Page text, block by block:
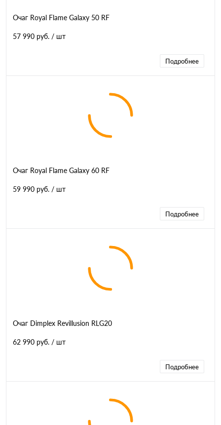
Очаг Royal Flame Galaxy 50 RF
57 990 руб. / шт
Подробнее
Очаг Royal Flame Galaxy 60 RF
59 990 руб. / шт
Подробнее
Очаг Dimplex Revillusion RLG20
62 990 руб. / шт
Подробнее